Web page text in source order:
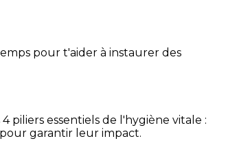
pour t'aider à instaurer des
piliers essentiels de l'hygiène vitale :
garantir leur impact.